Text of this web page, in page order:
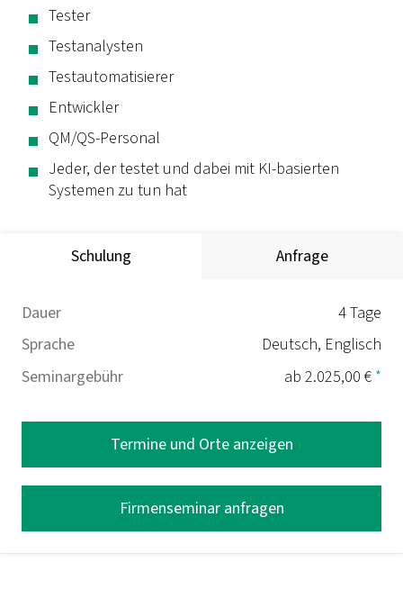
Schulung Anfrage
Dauer
4 Tage
Sprache
Deutsch, Englisch
Seminargebühr
ab 2.025,00 € *
Termine und Orte anzeigen
Firmenseminar anfragen
Tester
Testanalysten
Testautomatisierer
Entwickler
QM/QS-Personal
Jeder, der testet und dabei mit KI-basierten
Systemen zu tun hat